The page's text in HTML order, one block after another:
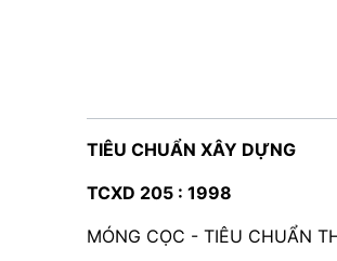
TIÊU CHUẨN XÂY DỰNG
TCXD 205 : 1998
MÓNG CỌC - TIÊU CHUẨN